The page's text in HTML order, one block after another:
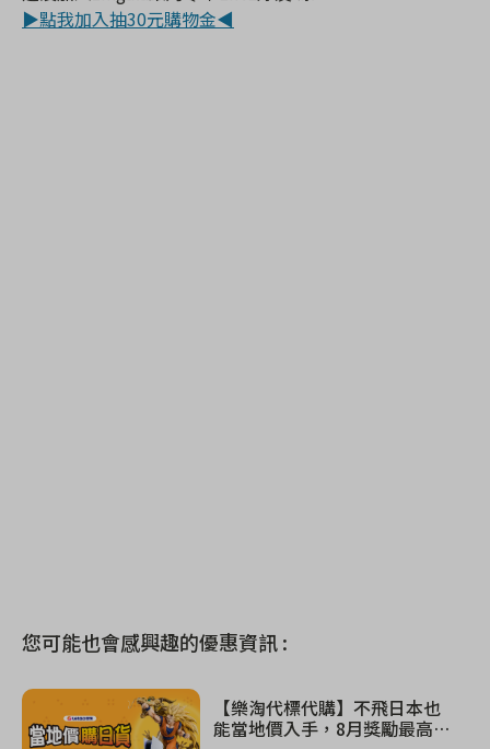
▶點我加入抽30元購物金◀
您可能也會感興趣的優惠資訊 :
【樂淘代標代購】不飛日本也
能當地價入手，8月獎勵最高$1